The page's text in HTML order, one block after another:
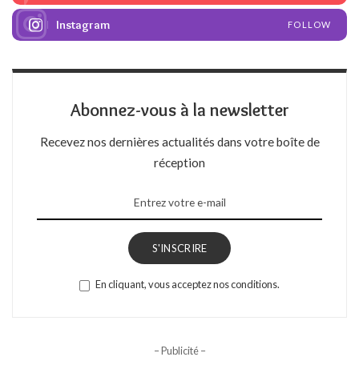
Instagram FOLLOW
Abonnez-vous à la newsletter
Recevez nos dernières actualités dans votre boîte de
réception
S'INSCRIRE
En cliquant, vous acceptez nos conditions.
– Publicité –